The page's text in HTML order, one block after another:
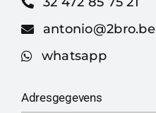
antonio@2bro.be
whatsapp
Adresgegevens